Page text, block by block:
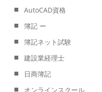
AutoCAD資格
簿記 ー
簿記ネット試験
建設業経理士
日商簿記
オンラインスクール